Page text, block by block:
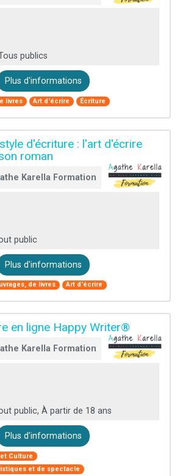
publics
Plus d'informations
livres Art d'écrire Écriture
d'écriture : l'art d'écrire
roman
Karella Formation
public
Plus d'informations
de livres Art d'écrire
en ligne Happy Writer®
Karella Formation
public, À partir de 18 ans
Plus d'informations
Culture
et de spectacle